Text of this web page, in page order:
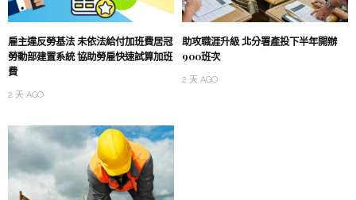
雇主違反勞基法 未依法給付加班費居冠
勞動部建置系統 協助勞雇快速試算加班
費
2 天 AGO
助攻職涯升級 北分署產投下半年開辦
900班次
2 天 AGO